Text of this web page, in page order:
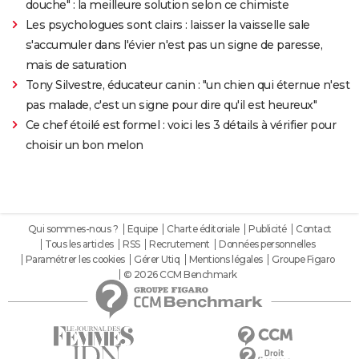
douche" : la meilleure solution selon ce chimiste
Les psychologues sont clairs : laisser la vaisselle sale
s'accumuler dans l'évier n'est pas un signe de paresse,
mais de saturation
Tony Silvestre, éducateur canin : "un chien qui éternue n'est
pas malade, c'est un signe pour dire qu'il est heureux"
Ce chef étoilé est formel : voici les 3 détails à vérifier pour
choisir un bon melon
Qui sommes-nous ? Equipe Charte éditoriale Publicité
Contact
Tous les articles
RSS Recrutement
Données personnelles
Paramétrer les cookies
Gérer Utiq Mentions légales
Groupe Figaro
© 2026 CCM Benchmark